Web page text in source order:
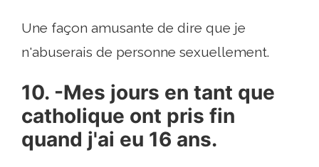
Une façon amusante de dire que je
n'abuserais de personne sexuellement.
10. -Mes jours en tant que
catholique ont pris fin
quand j'ai eu 16 ans.